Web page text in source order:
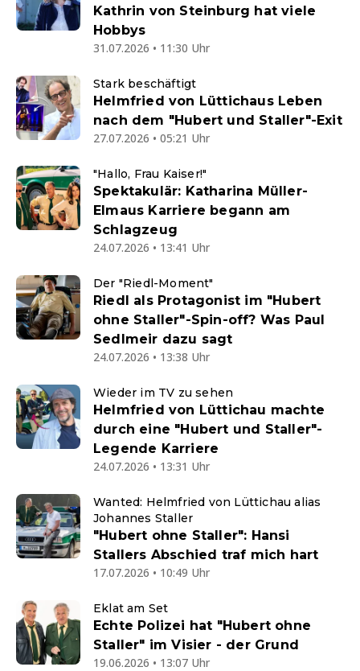
Kathrin von Steinburg hat viele
Hobbys
31.07.2026 • 11:30 Uhr
Stark beschäftigt
Helmfried von Lüttichaus Leben
nach dem "Hubert und Staller"-Exit
27.07.2026 • 05:21 Uhr
"Hallo, Frau Kaiser!"
Spektakulär: Katharina Müller-
Elmaus Karriere begann am
Schlagzeug
24.07.2026 • 13:41 Uhr
Der "Riedl-Moment"
Riedl als Protagonist im "Hubert
ohne Staller"-Spin-off? Was Paul
Sedlmeir dazu sagt
24.07.2026 • 13:38 Uhr
Wieder im TV zu sehen
Helmfried von Lüttichau machte
durch eine "Hubert und Staller"-
Legende Karriere
24.07.2026 • 13:31 Uhr
Wanted: Helmfried von Lüttichau alias
Johannes Staller
"Hubert ohne Staller": Hansi
Stallers Abschied traf mich hart
17.07.2026 • 10:49 Uhr
Eklat am Set
Echte Polizei hat "Hubert ohne
Staller" im Visier - der Grund
19.06.2026 • 13:07 Uhr